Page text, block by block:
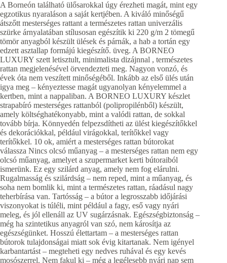
A Borneón található ülősarokkal úgy érezheti magát, mint egy
egzotikus nyaraláson a saját kertjében. A kiváló minőségű
átszőtt mesterséges rattant a természetes rattan univerzális
szürke árnyalatában stílusosan egészítik ki 220 g/m 2 tömegű
tömör anyagból készült ülések és párnák, a hab a tortán egy
edzett asztallap formájú kiegészítő. üveg. A BORNEO
LUXURY szett letisztult, minimalista dizájnnal , természetes
rattan megjelenésével örvendezteti meg. Nagyon vonzó, és
évek óta nem veszített minőségéből. Inkább az első ülés után
igya meg – kényeztesse magát ugyanolyan kényelemmel a
kertben, mint a nappaliban. A BORNEO LUXURY készlet
strapabíró mesterséges rattanból (polipropilénből) készült,
amely költséghatékonyabb, mint a valódi rattan, de sokkal
tovább bírja. Könnyedén felpezsdítheti az ülést kiegészítőkkel
és dekorációkkal, például virágokkal, terítőkkel vagy
terítőkkel. 10 ok, amiért a mesterséges rattan bútorokat
válassza Nincs olcsó műanyag – a mesterséges rattan nem egy
olcsó műanyag, amelyet a szupermarket kerti bútoraiból
ismerünk. Ez egy szilárd anyag, amely nem fog elárulni.
Rugalmasság és szilárdság – nem reped, mint a műanyag, és
soha nem bomlik ki, mint a természetes rattan, ráadásul nagy
teherbírása van. Tartósság – a bútor a legrosszabb időjárási
viszonyokat is túléli, mint például a fagy, eső vagy nyári
meleg, és jól ellenáll az UV sugárzásnak. Egészségbiztonság –
még ha szintetikus anyagról van szó, nem károsítja az
egészségünket. Hosszú élettartam – a mesterséges rattan
bútorok tulajdonságai miatt sok évig kitartanak. Nem igényel
karbantartást – megteheti egy nedves ruhával és egy kevés
mosószerrel. Nem fakul ki – még a legélesebb nyári nap sem